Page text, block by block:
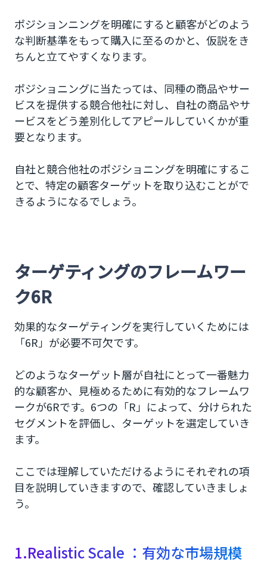
ポジションニングを明確にすると顧客がどのよう
な判断基準をもって購入に至るのかと、仮説をき
ちんと立てやすくなります。
ポジショニングに当たっては、同種の商品やサー
ビスを提供する競合他社に対し、自社の商品やサ
ービスをどう差別化してアピールしていくかが重
要となります。
自社と競合他社のポジショニングを明確にするこ
とで、特定の顧客ターゲットを取り込むことがで
きるようになるでしょう。
ターゲティングのフレームワー
ク6R
効果的なターゲティングを実行していくためには
「6R」が必要不可欠です。
どのようなターゲット層が自社にとって一番魅力
的な顧客か、見極めるために有効的なフレームワ
ークが6Rです。6つの「R」によって、分けられた
セグメントを評価し、ターゲットを選定していき
ます。
ここでは理解していただけるようにそれぞれの項
目を説明していきますので、確認していきましょ
う。
1.Realistic Scale ：有効な市場規模